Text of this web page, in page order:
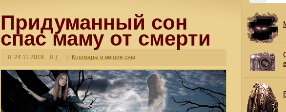
Придуманный сон
спас маму от смерти
24.11.2018 7 Кошмары и вещие сны